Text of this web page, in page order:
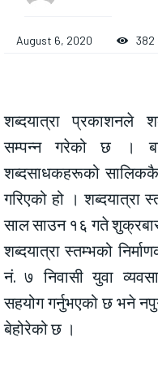
August 6, 2020 382
शब्दयात्रा प्रकाशनले
सम्पन्न गरेको छ ।
शब्दसाधकहरूको सालिककै
गरिएको हो । शब्दयात्रा
साल साउन १६ गते
शब्दयात्रा स्तम्भको
नं. ७ निवासी युवा
सहयोग गर्नुभएको छ भने
बेहोरेको छ ।